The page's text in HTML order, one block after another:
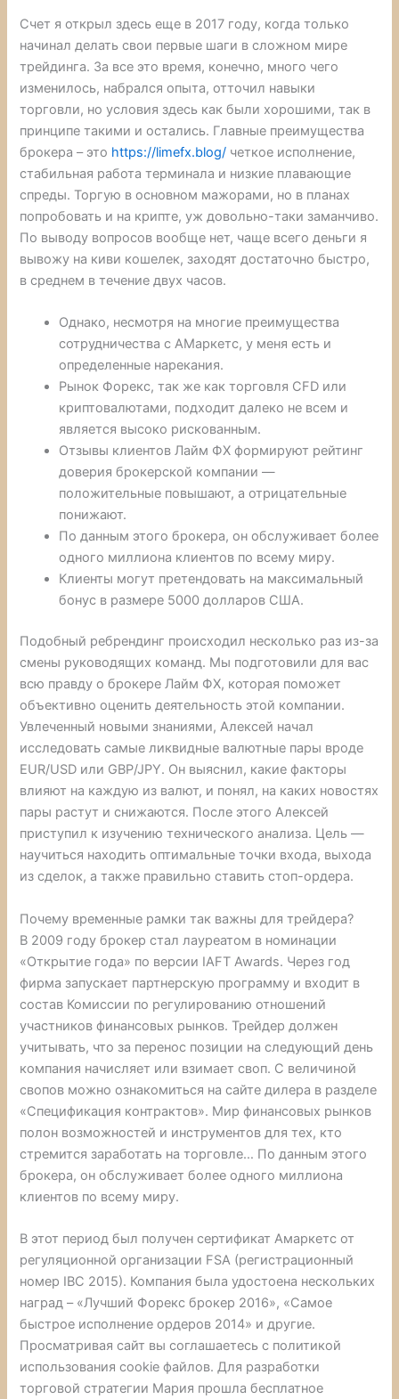
Счет я открыл здесь еще в 2017 году, когда только
начинал делать свои первые шаги в сложном мире
трейдинга. За все это время, конечно, много чего
изменилось, набрался опыта, отточил навыки
торговли, но условия здесь как были хорошими, так в
принципе такими и остались. Главные преимущества
брокера – это https://limefx.blog/ четкое исполнение,
стабильная работа терминала и низкие плавающие
спреды. Торгую в основном мажорами, но в планах
попробовать и на крипте, уж довольно-таки заманчиво.
По выводу вопросов вообще нет, чаще всего деньги я
вывожу на киви кошелек, заходят достаточно быстро,
в среднем в течение двух часов.
Однако, несмотря на многие преимущества
сотрудничества с АМаркетс, у меня есть и
определенные нарекания.
Рынок Форекс, так же как торговля CFD или
криптовалютами, подходит далеко не всем и
является высоко рискованным.
Отзывы клиентов Лайм ФХ формируют рейтинг
доверия брокерской компании —
положительные повышают, а отрицательные
понижают.
По данным этого брокера, он обслуживает более
одного миллиона клиентов по всему миру.
Клиенты могут претендовать на максимальный
бонус в размере 5000 долларов США.
Подобный ребрендинг происходил несколько раз из-за
смены руководящих команд. Мы подготовили для вас
всю правду о брокере Лайм ФХ, которая поможет
объективно оценить деятельность этой компании.
Увлеченный новыми знаниями, Алексей начал
исследовать самые ликвидные валютные пары вроде
EUR/USD или GBP/JPY. Он выяснил, какие факторы
влияют на каждую из валют, и понял, на каких новостях
пары растут и снижаются. После этого Алексей
приступил к изучению технического анализа. Цель —
научиться находить оптимальные точки входа, выхода
из сделок, а также правильно ставить стоп-ордера.
Почему временные рамки так важны для трейдера?
В 2009 году брокер стал лауреатом в номинации
«Открытие года» по версии IAFT Awards. Через год
фирма запускает партнерскую программу и входит в
состав Комиссии по регулированию отношений
участников финансовых рынков. Трейдер должен
учитывать, что за перенос позиции на следующий день
компания начисляет или взимает своп. С величиной
свопов можно ознакомиться на сайте дилера в разделе
«Спецификация контрактов». Мир финансовых рынков
полон возможностей и инструментов для тех, кто
стремится заработать на торговле… По данным этого
брокера, он обслуживает более одного миллиона
клиентов по всему миру.
В этот период был получен сертификат Амаркетс от
регуляционной организации FSA (регистрационный
номер IBC 2015). Компания была удостоена нескольких
наград – «Лучший Форекс брокер 2016», «Самое
быстрое исполнение ордеров 2014» и другие.
Просматривая сайт вы соглашаетесь с политикой
использования cookie файлов. Для разработки
торговой стратегии Мария прошла бесплатное